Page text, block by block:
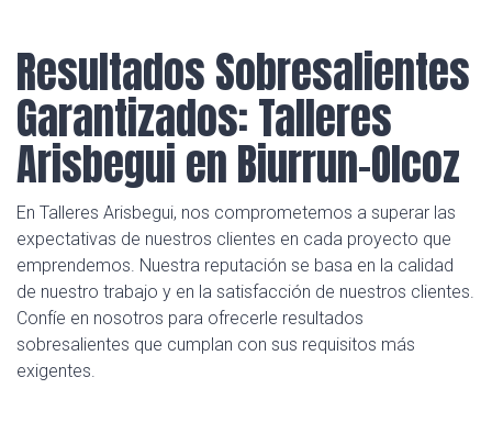
Resultados Sobresalientes
Garantizados: Talleres
Arisbegui en Biurrun-Olcoz
En Talleres Arisbegui, nos comprometemos a superar las
expectativas de nuestros clientes en cada proyecto que
emprendemos. Nuestra reputación se basa en la calidad
de nuestro trabajo y en la satisfacción de nuestros clientes.
Confíe en nosotros para ofrecerle resultados
sobresalientes que cumplan con sus requisitos más
exigentes.